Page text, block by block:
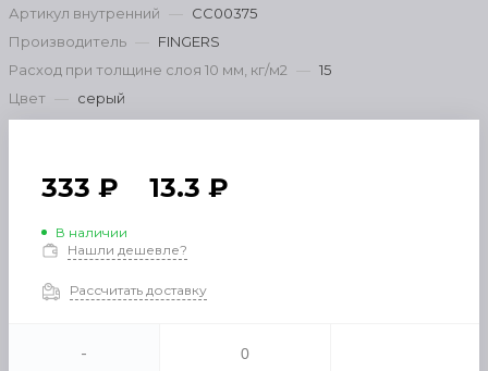
Артикул внутренний — СС00375
Производитель — FINGERS
Расход при толщине слоя 10 мм, кг/м2 — 15
Цвет — серый
333 ₽ 13.3 ₽
В наличии
Нашли дешевле?
Рассчитать доставку
-